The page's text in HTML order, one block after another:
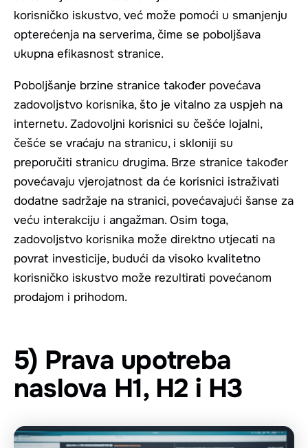
korisničko iskustvo, već može pomoći u smanjenju
opterećenja na serverima, čime se poboljšava
ukupna efikasnost stranice.
Poboljšanje brzine stranice također povećava
zadovoljstvo korisnika, što je vitalno za uspjeh na
internetu. Zadovoljni korisnici su češće lojalni,
češće se vraćaju na stranicu, i skloniji su
preporučiti stranicu drugima. Brze stranice također
povećavaju vjerojatnost da će korisnici istraživati
dodatne sadržaje na stranici, povećavajući šanse za
veću interakciju i angažman. Osim toga,
zadovoljstvo korisnika može direktno utjecati na
povrat investicije, budući da visoko kvalitetno
korisničko iskustvo može rezultirati povećanom
prodajom i prihodom.
5) Prava upotreba
naslova H1, H2 i H3